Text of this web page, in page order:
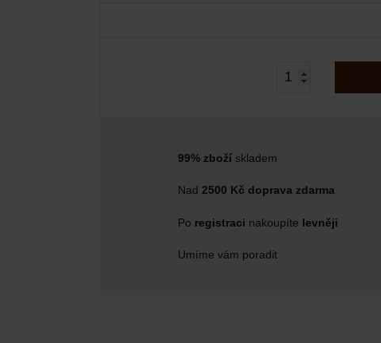
99% zbožískladem
Nad 2500 Kč doprava zdarma
Po registraci nakoupíte levněji
Umíme vám poradit